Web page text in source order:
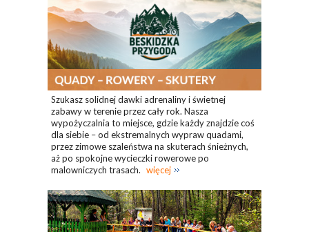
Szukasz solidnej dawki adrenaliny i świetnej
zabawy w terenie przez cały rok. Nasza
wypożyczalnia to miejsce, gdzie każdy znajdzie coś
dla siebie – od ekstremalnych wypraw quadami,
przez zimowe szaleństwa na skuterach śnieżnych,
aż po spokojne wycieczki rowerowe po
malowniczych trasach. więcej